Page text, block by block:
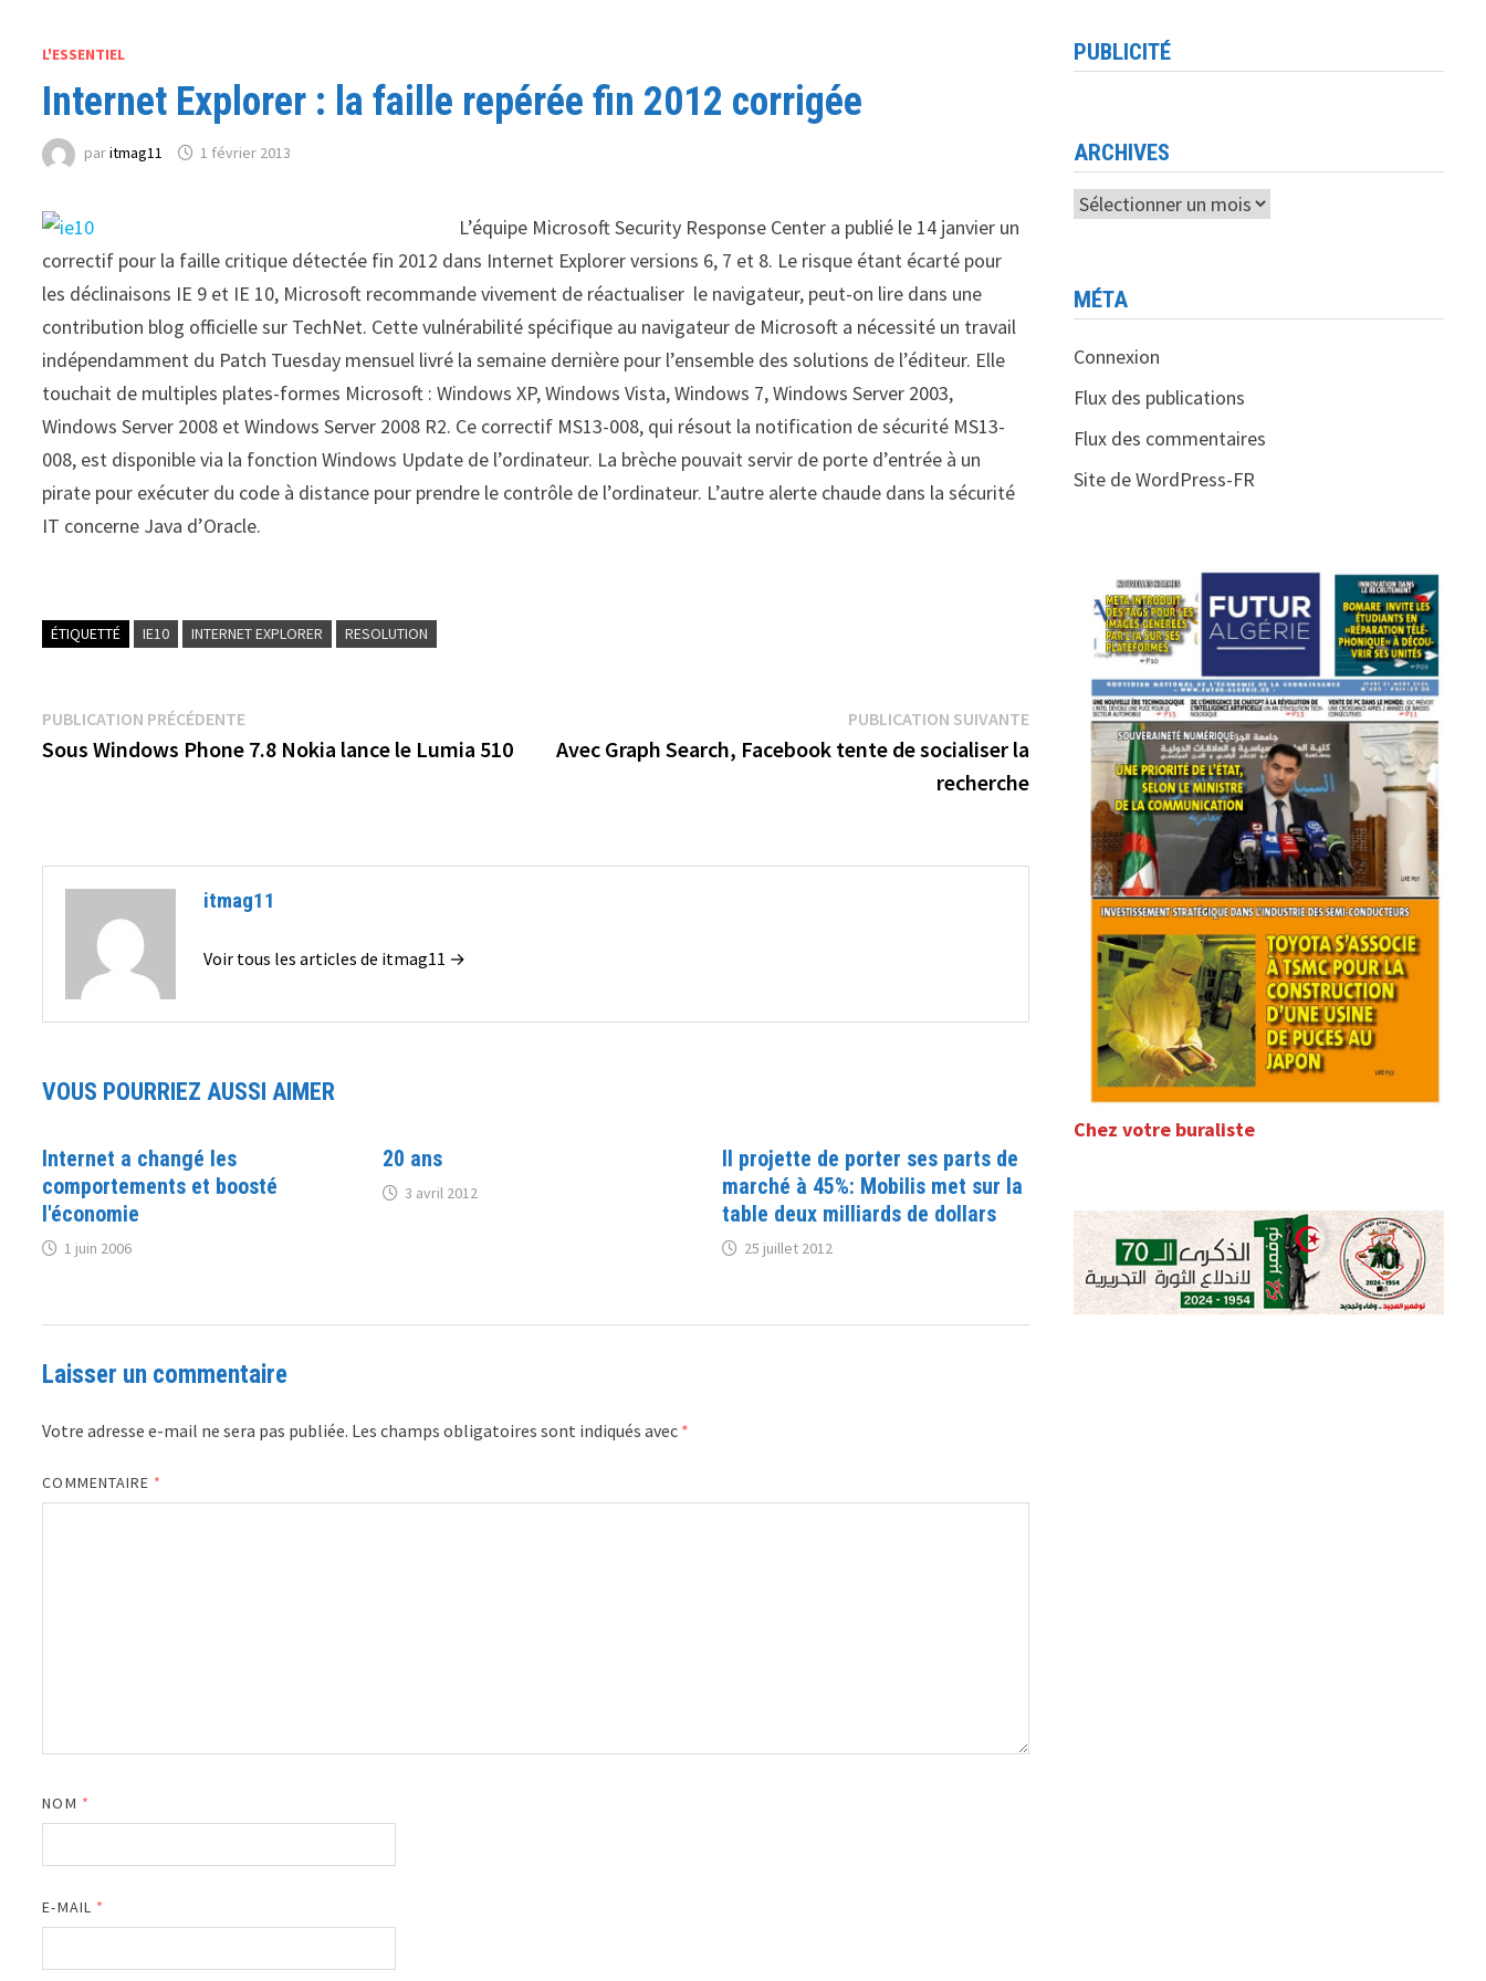
L'ESSENTIEL
Internet Explorer : la faille repérée fin 2012 corrigée
paritmag11 1 février 2013
L’équipe Microsoft Security Response Center a publié le 14 janvier un
correctif pour la faille critique détectée fin 2012 dans Internet Explorer versions 6, 7 et 8. Le risque étant écarté pour
les déclinaisons IE 9 et IE 10, Microsoft recommande vivement de réactualiser le navigateur, peut-on lire dans une
contribution blog officielle sur TechNet. Cette vulnérabilité spécifique au navigateur de Microsoft a nécessité un travail
indépendamment du Patch Tuesday mensuel livré la semaine dernière pour l’ensemble des solutions de l’éditeur. Elle
touchait de multiples plates-formes Microsoft : Windows XP, Windows Vista, Windows 7, Windows Server 2003,
Windows Server 2008 et Windows Server 2008 R2. Ce correctif MS13-008, qui résout la notification de sécurité MS13-
008, est disponible via la fonction Windows Update de l’ordinateur. La brèche pouvait servir de porte d’entrée à un
pirate pour exécuter du code à distance pour prendre le contrôle de l’ordinateur. L’autre alerte chaude dans la sécurité
IT concerne Java d’Oracle.
ÉTIQUETTÉ IE10 INTERNET EXPLORER RESOLUTION
Navigation
de
PUBLICATION PRÉCÉDENTEPublication
précédente :
Sous Windows Phone 7.8 Nokia lance le Lumia 510
PUBLICATION SUIVANTEPublication
suivante :
Avec Graph Search, Facebook tente de socialiser la
recherche
itmag11
Voir tous les articles de itmag11 →
VOUS POURRIEZ AUSSI AIMER
Internet a changé les
comportements et boosté
l'économie
1 juin 2006
20 ans
3 avril 2012
Il projette de porter ses parts de
marché à 45%: Mobilis met sur la
table deux milliards de dollars
25 juillet 2012
Laisser un commentaire
Votre adresse e-mail ne sera pas publiée. Les champs obligatoires sont indiqués avec *
COMMENTAIRE *
NOM *
E-MAIL *
PUBLICITÉ
ARCHIVES
Archives
MÉTA
Connexion
Flux des publications
Flux des commentaires
Site de WordPress-FR
Chez votre buraliste